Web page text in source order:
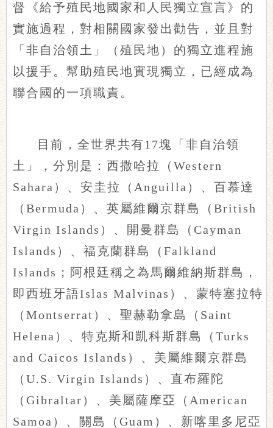
督《給予殖民地國家和人民獨立宣言》的
實施過程，對相關國家發出勸告，並且對
「非自治領土」（殖民地）的獨立進程施
以援手。幫助殖民地實現獨立，已經成為
聯合國的一項職責。
目前，全世界共有17塊「非自治領
土」，分別是：西撒哈拉（Western
Sahara）、安圭拉（Anguilla）、百慕達
（Bermuda）、英屬維爾京群島（British
Virgin Islands）、開曼群島（Cayman
Islands）、福克蘭群島（Falkland
Islands；阿根廷稱之為馬爾維納斯群島，
即西班牙語Islas Malvinas）、蒙特塞拉特
（Montserrat）、聖赫勒拿島（Saint
Helena）、特克斯和凱科斯群島（Turks
and Caicos Islands）、美屬維爾京群島
（U.S. Virgin Islands）、直布羅陀
（Gibraltar）、美屬薩摩亞（American
Samoa）、關島（Guam）、新喀里多尼亞